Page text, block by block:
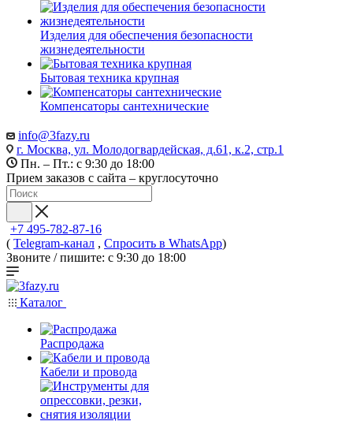
Изделия для обеспечения безопасности
жизнедеятельности
Бытовая техника крупная
Компенсаторы сантехнические
info@3fazy.ru
г. Москва, ул. Молодогвардейская, д.61, к.2, стр.1
Пн. – Пт.: с 9:30 до 18:00
Прием заказов с сайта – круглосуточно
+7 495-782-87-16
( Telegram-канал , Спросить в WhatsApp)
Звоните / пишите: с 9:30 до 18:00
Каталог
Распродажа
Кабели и провода